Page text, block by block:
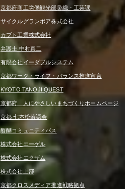
京都府商工労働観光部染織・工芸課
サイクルグランボア株式会社
カブト工業株式会社
弁護士 中村真二
有限会社イーダブルシステム
京都ワーク・ライフ・バランス推進宣言
KYOTO TANOJI QUEST
京都府 人にやさしいまちづくりホームページ
京都 七本松落語会
醍醐コミュニティバス
株式会社エーゲル
株式会社エクザム
株式会社上部
京都クロスメディア推進戦略拠点